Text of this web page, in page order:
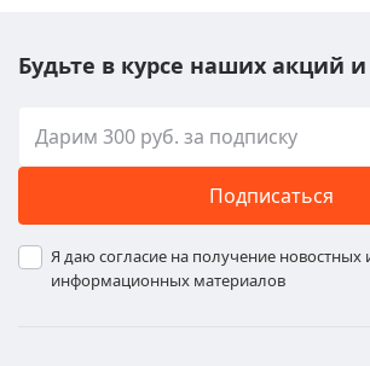
Будьте в курсе наших акций
Подписаться
Я даю согласие на получение новостных
информационных материалов